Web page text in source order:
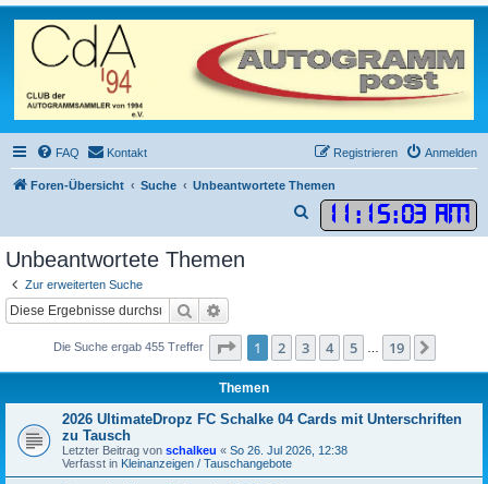
FAQ Kontakt Anmelden
Registrieren
Foren-Übersicht Suche Unbeantwortete Themen
11 : 15:03 AM
u
Unbeantwortete Themen
Zur erweiterten Suche
Suche
Die Suche ergab 455 Treffer Seite 1von 19
1 2 3 4 5 19
Themen
2026 UltimateDropz FC Schalke 04 Cards mit Unterschriften
zu Tausch
Letzter Beitrag von schalkeu « So 26. Jul 2026, 12:38
Verfasst in Kleinanzeigen / Tauschangebote